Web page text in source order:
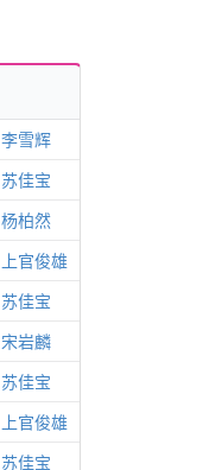
李雪辉
苏佳宝
杨柏然
上官俊雄
苏佳宝
宋岩麟
苏佳宝
上官俊雄
苏佳宝